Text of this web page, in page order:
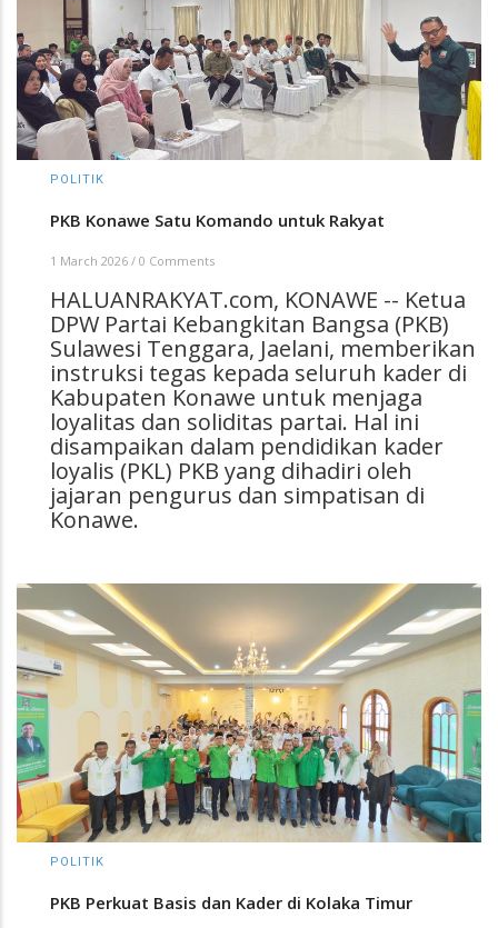
POLITIK
PKB Konawe Satu Komando untuk Rakyat
1 March 2026 / 0 Comments
HALUANRAKYAT.com, KONAWE -- Ketua
DPW Partai Kebangkitan Bangsa (PKB)
Sulawesi Tenggara, Jaelani, memberikan
instruksi tegas kepada seluruh kader di
Kabupaten Konawe untuk menjaga
loyalitas dan soliditas partai. Hal ini
disampaikan dalam pendidikan kader
loyalis (PKL) PKB yang dihadiri oleh
jajaran pengurus dan simpatisan di
Konawe.
POLITIK
PKB Perkuat Basis dan Kader di Kolaka Timur